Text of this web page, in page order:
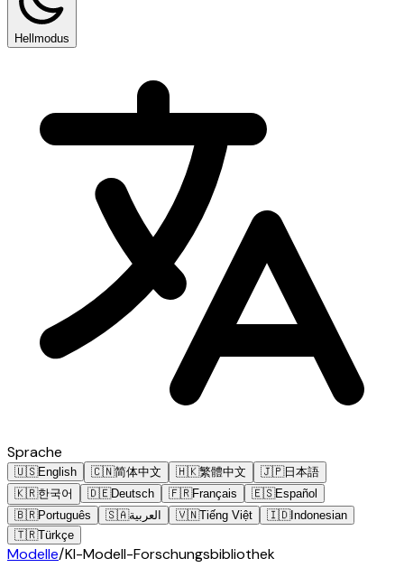
Hellmodus
Sprache
🇺🇸English 🇨🇳简体中文 🇭🇰繁體中文 🇯🇵日本語
🇰🇷한국어 🇩🇪Deutsch 🇫🇷Français 🇪🇸Español
🇧🇷Português 🇸🇦العربية 🇻🇳Tiếng Việt 🇮🇩Indonesian
🇹🇷Türkçe
Modelle/KI-Modell-Forschungsbibliothek